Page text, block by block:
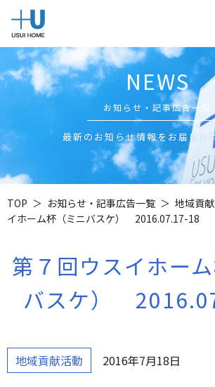
NEWS
お知らせ・記事広告一覧
最新のお知らせ情報をお届けい
TOP お知らせ・記事広告一覧 地域貢
イホーム杯（ミニバスケ） 2016.07.17-18
第７回ウスイホー
バスケ）
地域貢献活動 2016年7月18日